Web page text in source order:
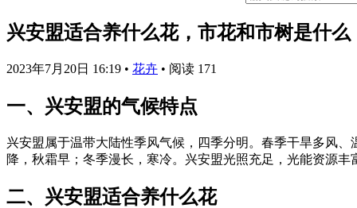
兴安盟适合养什么花，市花和市树是什么
2023年7月20日 16:19 • 花卉 • 阅读 171
一、兴安盟的气候特点
兴安盟属于温带大陆性季风气候，四季分明。春季干旱多风
降，秋霜早；冬季漫长，寒冷。兴安盟光照充足，光能资源
二、兴安盟适合养什么花